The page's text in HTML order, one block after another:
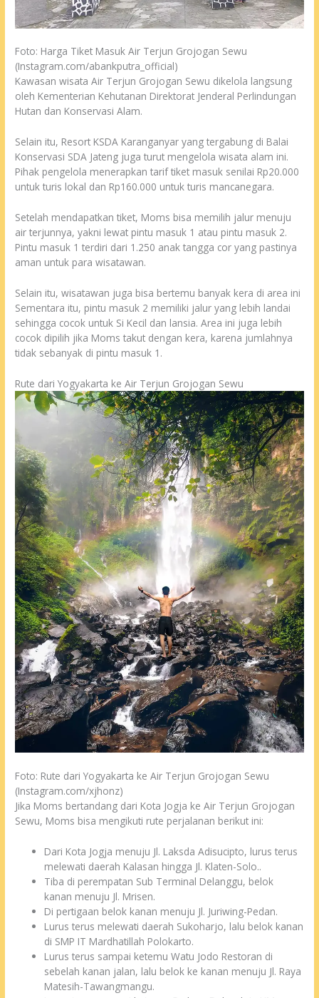
Foto: Harga Tiket Masuk Air Terjun Grojogan Sewu
(Instagram.com/abankputra_official)
Kawasan wisata Air Terjun Grojogan Sewu dikelola langsung
oleh Kementerian Kehutanan Direktorat Jenderal Perlindungan
Hutan dan Konservasi Alam.
Selain itu, Resort KSDA Karanganyar yang tergabung di Balai
Konservasi SDA Jateng juga turut mengelola wisata alam ini.
Pihak pengelola menerapkan tarif tiket masuk senilai Rp20.000
untuk turis lokal dan Rp160.000 untuk turis mancanegara.
Setelah mendapatkan tiket, Moms bisa memilih jalur menuju
air terjunnya, yakni lewat pintu masuk 1 atau pintu masuk 2.
Pintu masuk 1 terdiri dari 1.250 anak tangga cor yang pastinya
aman untuk para wisatawan.
Selain itu, wisatawan juga bisa bertemu banyak kera di area ini
Sementara itu, pintu masuk 2 memiliki jalur yang lebih landai
sehingga cocok untuk Si Kecil dan lansia. Area ini juga lebih
cocok dipilih jika Moms takut dengan kera, karena jumlahnya
tidak sebanyak di pintu masuk 1.
Rute dari Yogyakarta ke Air Terjun Grojogan Sewu
Foto: Rute dari Yogyakarta ke Air Terjun Grojogan Sewu
(Instagram.com/xjhonz)
Jika Moms bertandang dari Kota Jogja ke Air Terjun Grojogan
Sewu, Moms bisa mengikuti rute perjalanan berikut ini:
Dari Kota Jogja menuju Jl. Laksda Adisucipto, lurus terus
melewati daerah Kalasan hingga Jl. Klaten-Solo..
Tiba di perempatan Sub Terminal Delanggu, belok
kanan menuju Jl. Mrisen.
Di pertigaan belok kanan menuju Jl. Juriwing-Pedan.
Lurus terus melewati daerah Sukoharjo, lalu belok kanan
di SMP IT Mardhatillah Polokarto.
Lurus terus sampai ketemu Watu Jodo Restoran di
sebelah kanan jalan, lalu belok ke kanan menuju Jl. Raya
Matesih-Tawangmangu.